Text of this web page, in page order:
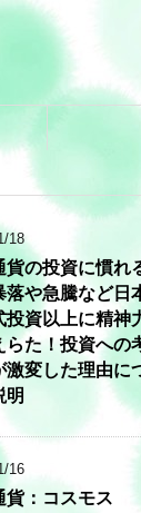
18
貨の投資に慣れ
落や急騰など日
投資以上に精神
らた！投資への
激変した理由に
明
16
貨：コスモス